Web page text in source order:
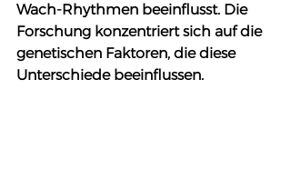
Wach-Rhythmen beeinflusst. Die
Forschung konzentriert sich auf die
genetischen Faktoren, die diese
Unterschiede beeinflussen.